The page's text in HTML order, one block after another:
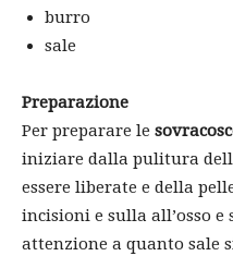
burro
sale
Preparazione
Per preparare le
iniziare dalla pulitura
essere liberate e della
incisioni e sulla all’osso
attenzione a quanto sale